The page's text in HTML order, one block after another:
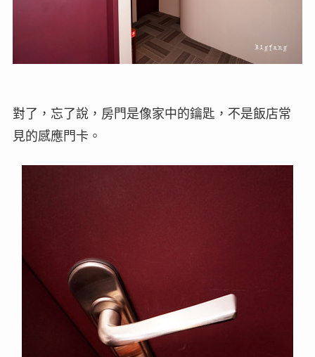
對了，忘了說，房門是像家中的鑰匙，不是飯店常
見的感應門卡。